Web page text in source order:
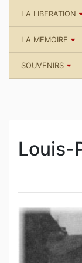
LA LIBERATION
LA MEMOIRE
SOUVENIRS
Louis-